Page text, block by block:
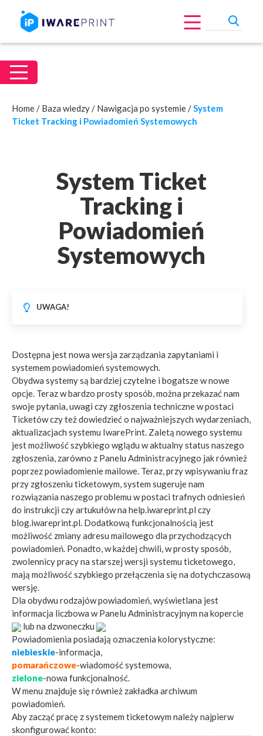
Home/ Baza wiedzy/ Nawigacja po systemie/System
Ticket Tracking i Powiadomień Systemowych
System Ticket
Tracking i
Powiadomień
Systemowych
UWAGA!
Dostępna jest nowa wersja zarządzania zapytaniami i
systemem powiadomień systemowych.
Obydwa systemy są bardziej czytelne i bogatsze w nowe
opcje. Teraz w bardzo prosty sposób, można przekazać nam
swoje pytania, uwagi czy zgłoszenia techniczne w postaci
Ticketów czy też dowiedzieć o najważniejszych wydarzeniach,
aktualizacjach systemu IwarePrint. Zaletą nowego systemu
jest możliwość szybkiego wglądu w aktualny status naszego
zgłoszenia, zarówno z Panelu Administracyjnego jak również
poprzez powiadomienie mailowe. Teraz, przy wpisywaniu fraz
przy zgłoszeniu ticketowym, system sugeruje nam
rozwiązania naszego problemu w postaci trafnych odniesień
do instrukcji czy artukułów na help.iwareprint.pl czy
blog.iwareprint.pl. Dodatkową funkcjonalnością jest
możliwość zmiany adresu mailowego dla przychodzących
powiadomień. Ponadto, w każdej chwili, w prosty sposób,
zwolennicy pracy na starszej wersji systemu ticketowego,
mają możliwość szybkiego przełączenia się na dotychczasową
wersję.
Dla obydwu rodzajów powiadomień, wyświetlana jest
informacja liczbowa w Panelu Administracyjnym na kopercie
lub na dzwoneczku
Powiadomienia posiadają oznaczenia kolorystyczne:
niebieskie-informacja,
pomarańczowe-wiadomość systemowa,
zielone-nowa funkcjonalność.
W menu znajduje się również zakładka archiwum
powiadomień.
Aby zacząć pracę z systemem ticketowym należy najpierw
skonfigurować konto: